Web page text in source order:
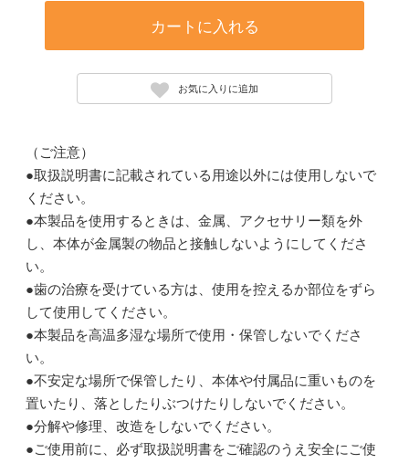
カートに入れる
お気に入りに追加
（ご注意）
●取扱説明書に記載されている用途以外には使用しないで
ください。
●本製品を使用するときは、金属、アクセサリー類を外
し、本体が金属製の物品と接触しないようにしてくださ
い。
●歯の治療を受けている方は、使用を控えるか部位をずら
して使用してください。
●本製品を高温多湿な場所で使用・保管しないでくださ
い。
●不安定な場所で保管したり、本体や付属品に重いものを
置いたり、落としたりぶつけたりしないでください。
●分解や修理、改造をしないでください。
●ご使用前に、必ず取扱説明書をご確認のうえ安全にご使